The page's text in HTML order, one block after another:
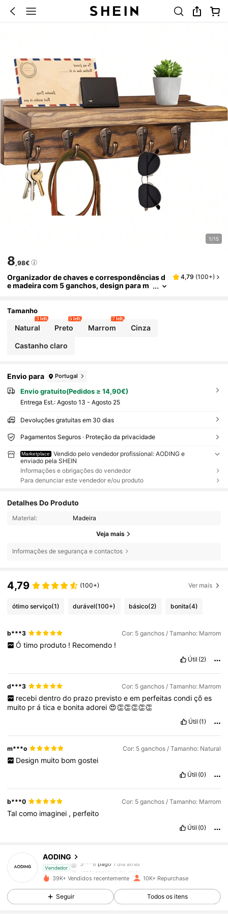
1/15
8,98€
Organizador de chaves e correspondências d
e madeira com 5 ganchos, design para m
4,79 (100+)
Tamanho
Natural
3 left
Preto
5 left
Marrom
7 left
Cinza
Castanho claro
Envio para Portugal
Envio gratuito(Pedidos ≥ 14,90€)
Entrega Est.: Agosto 13 - Agosto 25
Devoluções gratuitas em 30 dias
Pagamentos Seguros · Proteção da privacidade
Marketplace
Vendido pelo vendedor profissional: AODING e
enviado pela SHEIN
Informações e obrigações do vendedor
Para denunciar este vendedor e/ou produto
Detalhes Do Produto
Material: Madeira
Veja mais
Informações de segurança e contactos
4,79 (100+) Ver mais
ótimo serviço(1) durável(100+) básico(2) bonita(4)
b***3 Cor: 5 ganchos / Tamanho: Marrom
Ó timo produto ! Recomendo !
Útil (2)
d***3 Cor: 5 ganchos / Tamanho: Marrom
recebi dentro do prazo previsto e em perfeitas condi çõ es
muito práticae bonitaadorei 😍👏👏👏👏👏
Útil (1)
m***o Cor: 5 ganchos / Tamanho: Natural
Design muito bom gostei
Útil (0)
b***0 Cor: 5 ganchos / Tamanho: Marrom
Talcomo imaginei , perfeito
Útil (0)
AODING
Vendedor
a***iseguiu 1 dia atrás
4,85
3.2K Seguidores
3.2K Seguidores
39K+ Vendidos recentemente 10K+ Repurchase
Seguir Todos os itens